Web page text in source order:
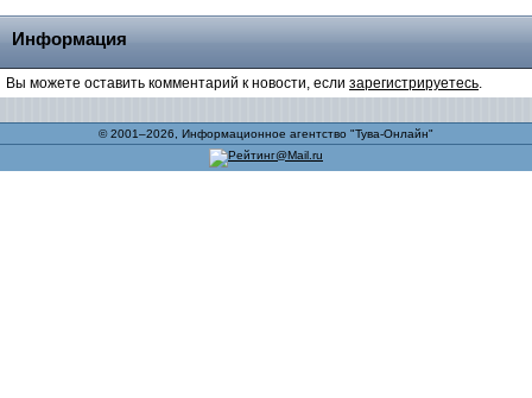
Информация
Вы можете оставить комментарий к новости, если зарегистрируетесь.
© 2001–2026, Информационное агентство "Тува-Онлайн"